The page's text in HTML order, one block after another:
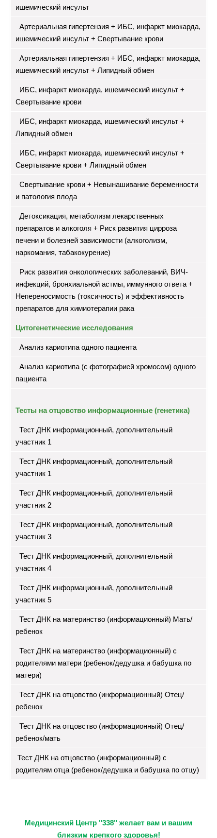
ишемический инсульт
Артериальная гипертензия + ИБС, инфаркт миокарда,
ишемический инсульт + Свертывание крови
Артериальная гипертензия + ИБС, инфаркт миокарда,
ишемический инсульт + Липидный обмен
ИБС, инфаркт миокарда, ишемический инсульт +
Свертывание крови
ИБС, инфаркт миокарда, ишемический инсульт +
Липидный обмен
ИБС, инфаркт миокарда, ишемический инсульт +
Свертывание крови + Липидный обмен
Свертывание крови + Невынашивание беременности
и патология плода
Детоксикация, метаболизм лекарственных
препаратов и алкоголя + Риск развития цирроза
печени и болезней зависимости (алкоголизм,
наркомания, табакокурение)
Риск развития онкологических заболеваний, ВИЧ-
инфекций, бронхиальной астмы, иммунного ответа +
Непереносимость (токсичность) и эффективность
препаратов для химиотерапии рака
Цитогенетические исследования
Анализ кариотипа одного пациента
Анализ кариотипа (с фотографией хромосом) одного
пациента
Тесты на отцовство информационные (генетика)
Тест ДНК информационный, дополнительный
участник 1
Тест ДНК информационный, дополнительный
участник 1
Тест ДНК информационный, дополнительный
участник 2
Тест ДНК информационный, дополнительный
участник 3
Тест ДНК информационный, дополнительный
участник 4
Тест ДНК информационный, дополнительный
участник 5
Тест ДНК на материнство (информационный) Мать/
ребенок
Тест ДНК на материнство (информационный) с
родителями матери (ребенок/дедушка и бабушка по
матери)
Тест ДНК на отцовство (информационный) Отец/
ребенок
Тест ДНК на отцовство (информационный) Отец/
ребенок/мать
Тест ДНК на отцовство (информационный) с
родителям отца (ребенок/дедушка и бабушка по отцу)
Медицинский Центр "338" желает вам и вашим
близким крепкого здоровья!